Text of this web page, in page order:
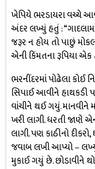
ખેપિયે ભરડાયરા વચ્ચે
અંદર લખ્યું હતું :
જરૂર ન હોય તો પાછું
એની કિંમતના રૂપિયા એક
ભરનીંદરમાં પોઢેલા કોઈ
સિપાઈ આવીને હાથકડી
વાંચીને થઈ ગયું.
ખરી લાગી. ધરતી જાણે
લાગી. પણ કાઠીનો
જવાબ લખી આપ્યો –
મુકાઈ ગયું છે. છોડાવીને